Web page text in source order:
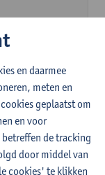
(siglos XX-
economische
en daarmee
meten en
geplaatst om
en voor
de tracking
door middel van
cookies' te klikken